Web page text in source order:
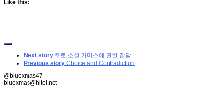
Like this:
Next story 주로 소셜 커머스에 관한 잡담
Previous story Choice and Contradiction
@bluexmas47
bluexmas@hitel.net